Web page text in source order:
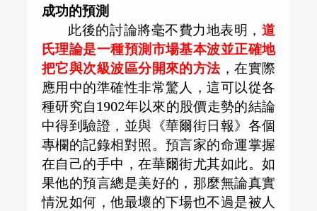
成功的預測
此後的討論將毫不費力地表明， 道
氏理論是一種預測市場基本波並正確地
把它與次級波區分開來的方法，在實際
應用中的準確性非常驚人，這可以從各
種研究自1902年以來的股價走勢的結論
中得到驗證，並與《華爾街日報》各個
專欄的記錄相對照。預言家的命運掌握
在自己的手中，在華爾街尤其如此。如
果他的預言總是美好的，那麼無論真實
情況如何，他最壞的下場也不過是被人